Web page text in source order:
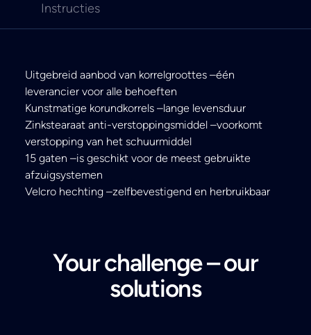
Instructies
Uitgebreid aanbod van korrelgroottes –één
leverancier voor alle behoeften
Kunstmatige korundkorrels –lange levensduur
Zinkstearaat anti-verstoppingsmiddel –voorkomt
verstopping van het schuurmiddel
15 gaten –is geschikt voor de meest gebruikte
afzuigsystemen
Velcro hechting –zelfbevestigend en herbruikbaar
Your challenge – our
solutions